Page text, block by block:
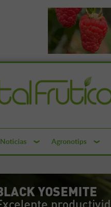
Noticias Agronotips